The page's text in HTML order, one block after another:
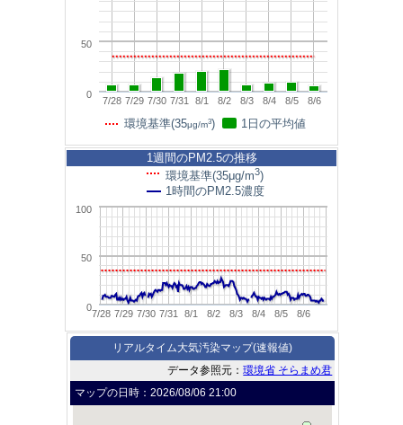
7/28 7/29 7/30 7/31 8/1 8/2 8/3 8/4 8/5 8/6
0
50
環境基準(35μg/m3) 1日の平均値
7/28 7/29 7/30 7/31 8/1 8/2 8/3 8/4 8/5 8/6
0
50
100
1週間のPM2.5の推移
環境基準(35μg/m3)
1時間のPM2.5濃度
リアルタイム大気汚染マップ(速報値)
データ参照元：環境省 そらまめ君
マップの日時：2026/08/06 21:00